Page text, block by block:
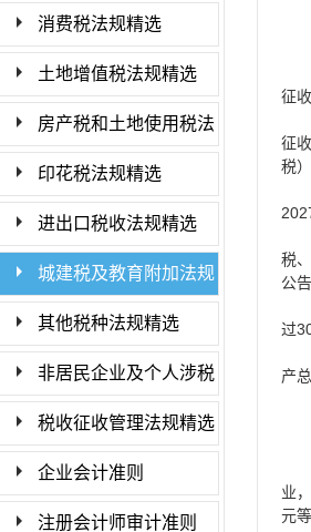
消费税法规精选
土地增值税法规精选
房产税和土地使用税法
印花税法规精选
进出口税收法规精选
城建税及教育附加法规
其他税种法规精选
非居民企业及个人涉税
税收征收管理法规精选
企业会计准则
注册会计师审计准则
征
征
税
税
公
过
产
业
元